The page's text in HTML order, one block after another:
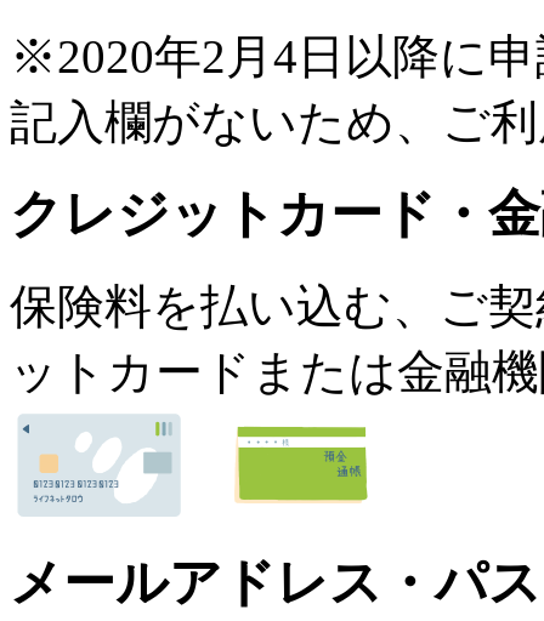
※2020年2月4日以降に
記入欄がないため、ご
クレジットカード・
保険料を払い込む、ご
ットカードまたは金融
メールアドレス・パ